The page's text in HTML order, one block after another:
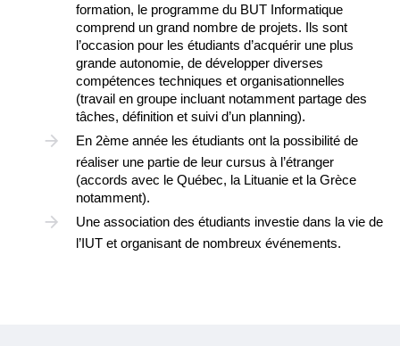
formation, le programme du BUT Informatique
comprend un grand nombre de projets. Ils sont
l’occasion pour les étudiants d’acquérir une plus
grande autonomie, de développer diverses
compétences techniques et organisationnelles
(travail en groupe incluant notamment partage des
tâches, définition et suivi d’un planning).
En 2ème année les étudiants ont la possibilité de
réaliser une partie de leur cursus à l’étranger
(accords avec le Québec, la Lituanie et la Grèce
notamment).
Une association des étudiants investie dans la vie de
l’IUT et organisant de nombreux événements.